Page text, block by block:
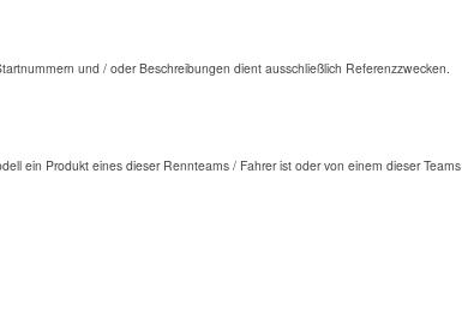
und / oder Beschreibungen dient ausschließlich Referenzzwecken.
ein Produkt eines dieser Rennteams / Fahrer ist oder von einem dieser Teams